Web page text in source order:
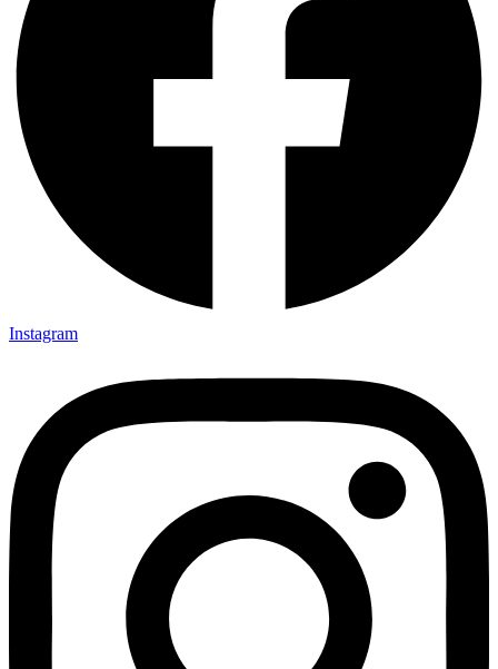
Instagram